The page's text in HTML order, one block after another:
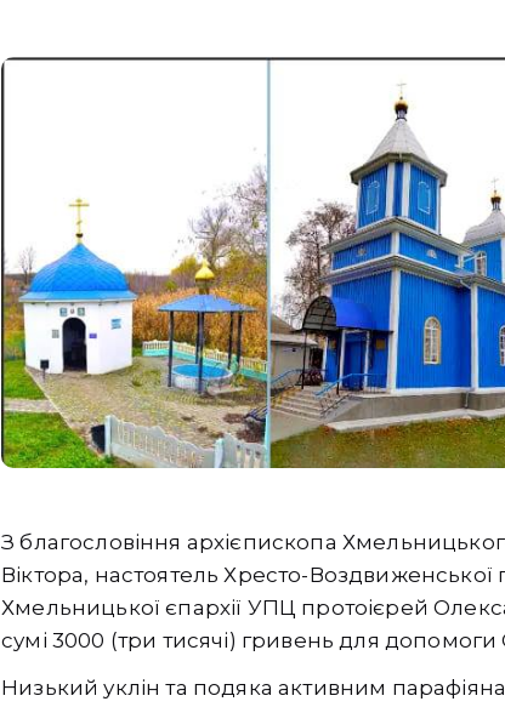
З благословіння архієпископа
Віктора, настоятель Хресто-
Хмельницької єпархії УПЦ протоієрей
сумі 3000 (три тисячі) гривень для допомоги
Низький уклін та подяка активним